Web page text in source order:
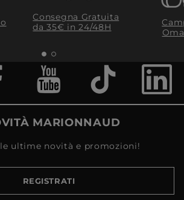
Consegna Gratuita
da 35€​ in 24/48H
MARIONNAUD
ultime novità e promozioni!
REGISTRATI